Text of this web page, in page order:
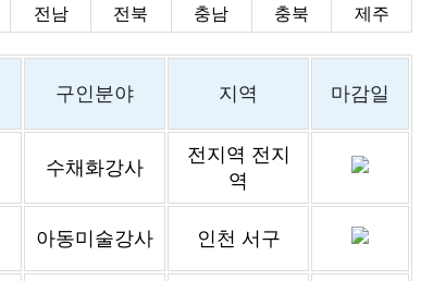
전남 전북 충남 충북 제주
구인분야 지역 마감일
수채화강사
전지역 전지
역
아동미술강사 인천 서구